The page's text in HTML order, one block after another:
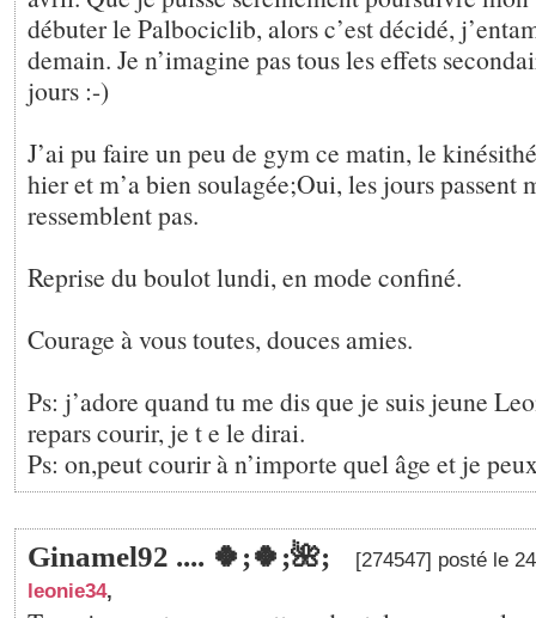
débuter le Palbociclib, alors c’est décidé,
demain. Je n’imagine pas tous les effets
jours :-)
J’ai pu faire un peu de gym ce matin, le
hier et m’a bien soulagée;Oui, les jours passent
ressemblent pas.
Reprise du boulot lundi, en mode confiné.
Courage à vous toutes, douces amies.
Ps: j’adore quand tu me dis que je suis jeune
repars courir, je t e le dirai.
Ps: on,peut courir à n’importe quel âge et je
Ginamel92 .... 🍀;🍀;🌺;
[274547] posté le
leonie34,